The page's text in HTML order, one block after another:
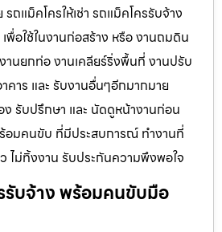
ถแม็คโครให้เช่า รถแม็คโครรับจ้าง
พื่อใช้ในงานก่อสร้าง หรือ งานถมดิน
านยกท่อ งานเคลียร์ริ่งพื้นที่ งานปรับ
าร และ รับงานอื่นๆอีกมากมาย
ง รับปรึกษา และ นัดดูหน้างานก่อน
อมคนขับ ที่มีประสบการณ์ ทำงานที่
ไม่ทิ้งงาน รับประกันความพึงพอใจ
รับจ้าง พร้อมคนขับมือ